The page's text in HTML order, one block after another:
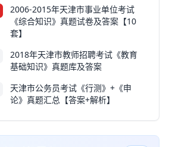
2006-2015年天津市事业单位考试
《综合知识》真题试卷及答案【10
套】
2018年天津市教师招聘考试《教育
基础知识》真题库及答案
天津市公务员考试《行测》+《申
论》真题汇总【答案+解析】